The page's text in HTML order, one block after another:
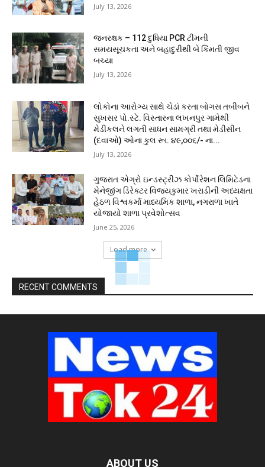
July 13, 2026
જનરક્ષક – 112 દુધિયા PCR ટીમની
સમયસૂચકતા અને બહાદુરીથી બે કિંમતી જીવ
બચ્યા
July 13, 2026
લોકોના આરોગ્ય સાથે ચેડાં કરતા બોગસ તબીબને
સુખસર પો.સ્ટે. વિસ્તારના લખનપુર ગામેથી
મેડીકલને લગતી સાધન સામગ્રી તથા મેડીસીન
(દવાઓ) ઓના કુલ રૂા. ૪૯,૦૦૬/- ના...
July 13, 2026
ગુજરાત એગ્રો ઇન્ડસ્ટ્રીઝ કોર્પોરેશન લિમિટેડના
મેનેજીંગ ડિરેક્ટર વિજયકુમાર ખરાડીની અધ્યક્ષતા
હેઠળ વિશ્વકર્મા માધ્યમિક શાળા, નગરાળા ખાતે
યોજાયો શાળા પ્રવેશોત્સવ
June 25, 2026
Load more
RECENT COMMENTS
ABOUT US